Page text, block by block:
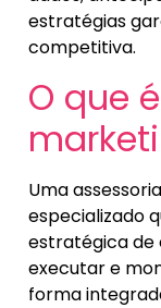
estratégias
competitiva.
O que
Uma
especializado
estratégica de
executar e
forma